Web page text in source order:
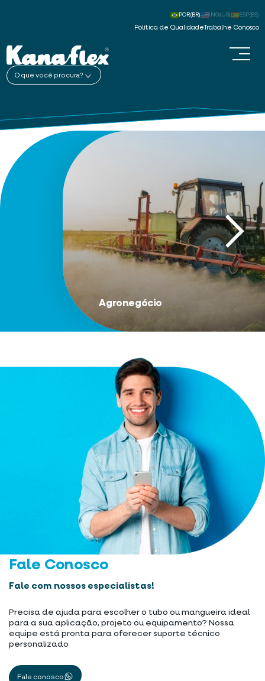
Política de Qualidade Trabalhe Conosco
POR(BR) ING(US) ESP(ES)
O que você procura?
Agronegócio
Fale Conosco
Fale com nossos especialistas!
Precisa de ajuda para escolher o tubo ou mangueira ideal
para a sua aplicação, projeto ou equipamento? Nossa
equipe está pronta para oferecer suporte técnico
personalizado
Fale conosco